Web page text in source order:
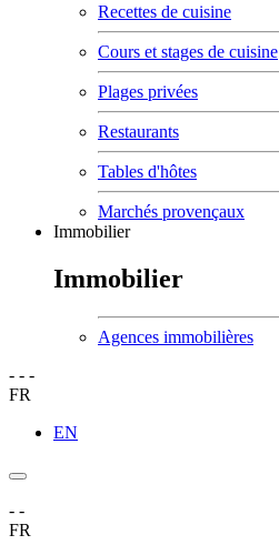
Recettes de cuisine
Cours et stages de cuisine
Plages privées
Restaurants
Tables d'hôtes
Marchés provençaux
Immobilier
Immobilier
Agences immobilières
- - -
FR
EN
- -
FR